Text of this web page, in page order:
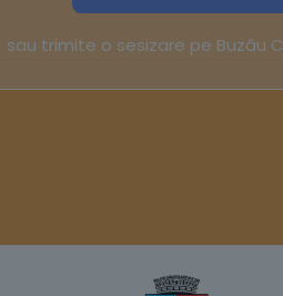
sau trimite o sesizare pe Buzău